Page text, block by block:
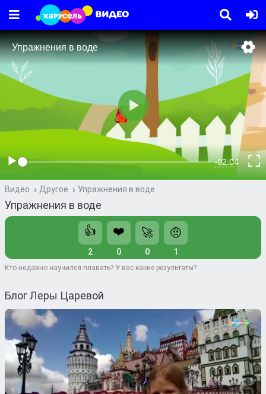
Видео Другое Упражнения в воде
Упражнения в воде
👍
2
❤️
0
🚀
0
🤨
1
Кто недавно научился плавать? У вас какие результаты?
Блог Леры Царевой